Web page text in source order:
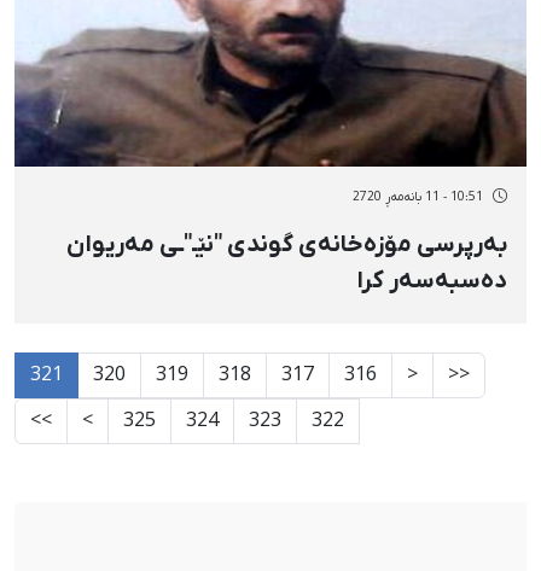
10:51 - 11 بانەمەڕ 2720
بەرپرسی مۆزەخانەی گوندی "نێـ"ـی مەریوان
دەسبەسەر کرا
<<
<
316
317
318
319
320
321
322
323
324
325
>
>>